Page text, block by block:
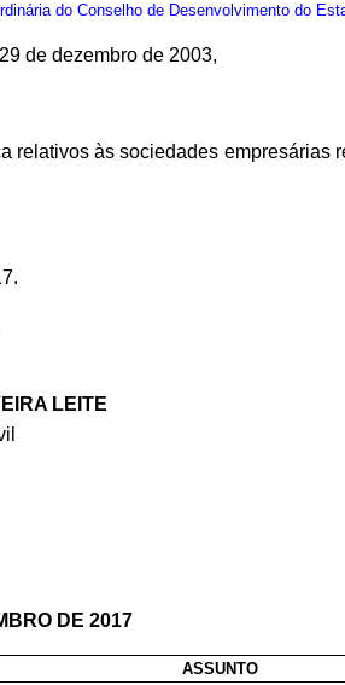
do Conselho de Desenvolvimento do
de dezembro de 2003,
às sociedades empresárias
LEITE
DE 2017
ASSUNTO